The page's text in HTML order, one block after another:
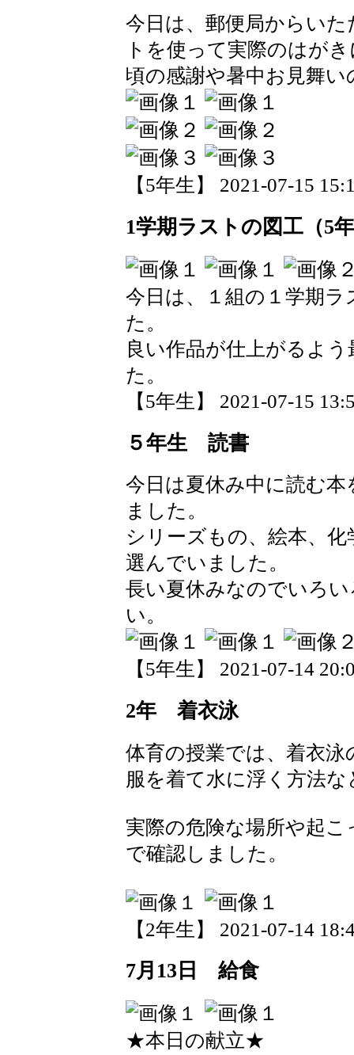
今日は、郵便局からい
トを使って実際のはが
頃の感謝や暑中お見舞
【5年生】 2021-07-15
1学期ラストの図工（5
今日は、１組の１学期
た。
良い作品が仕上がるよ
た。
【5年生】 2021-07-15
５年生 読書
今日は夏休み中に読む
ました。
シリーズもの、絵本、
選んでいました。
長い夏休みなのでいろ
い。
【5年生】 2021-07-14
2年 着衣泳
体育の授業では、着衣泳
服を着て水に浮く方法
実際の危険な場所や起
で確認しました。
【2年生】 2021-07-14
7月13日 給食
★本日の献立★